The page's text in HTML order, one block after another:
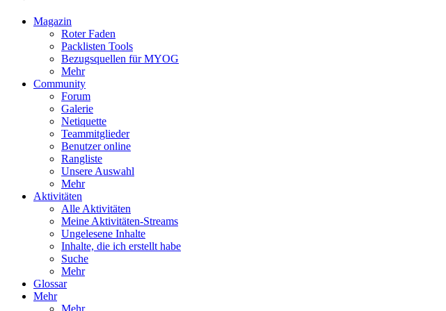
Magazin
Roter Faden
Packlisten Tools
Bezugsquellen für MYOG
Mehr
Community
Forum
Galerie
Netiquette
Teammitglieder
Benutzer online
Rangliste
Unsere Auswahl
Mehr
Aktivitäten
Alle Aktivitäten
Meine Aktivitäten-Streams
Ungelesene Inhalte
Inhalte, die ich erstellt habe
Suche
Mehr
Glossar
Mehr
Mehr